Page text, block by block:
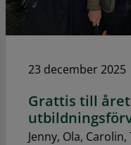
23 december 2025
Grattis till
Jenny, Ola,